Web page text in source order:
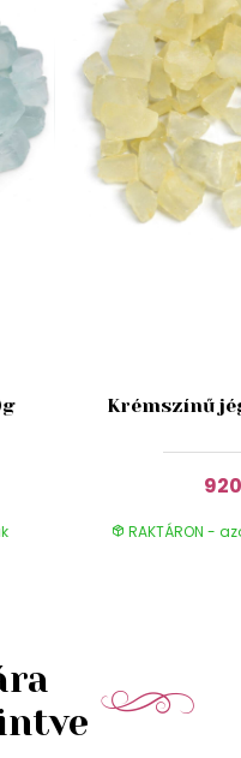
Krémszínű
RAKTÁRON -